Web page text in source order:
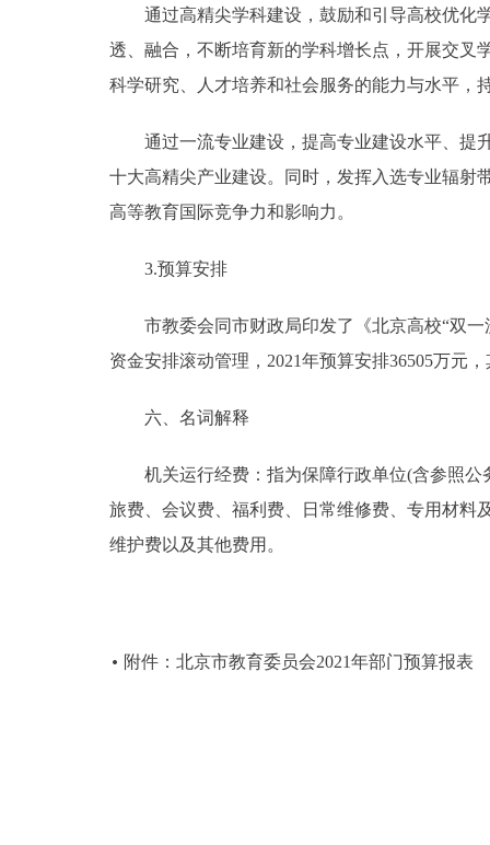
通过高精尖学科建设，鼓励和引导高校优化学
透、融合，不断培育新的学科增长点，开展交叉
科学研究、人才培养和社会服务的能力与水平，
通过一流专业建设，提高专业建设水平、提升
十大高精尖产业建设。同时，发挥入选专业辐射
高等教育国际竞争力和影响力。
3.预算安排
市教委会同市财政局印发了《北京高校“双一
资金安排滚动管理，2021年预算安排36505万元
六、名词解释
机关运行经费：指为保障行政单位(含参照公
旅费、会议费、福利费、日常维修费、专用材料
维护费以及其他费用。
附件：北京市教育委员会2021年部门预算报表